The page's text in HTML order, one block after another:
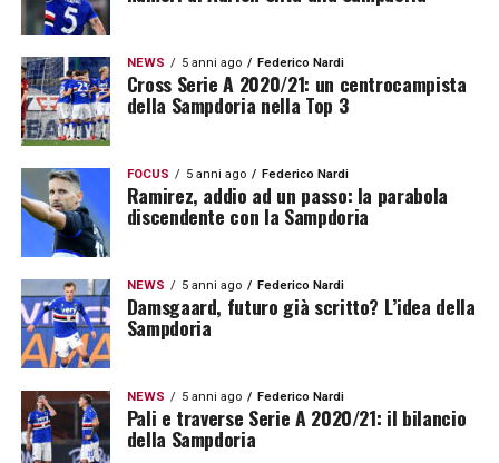
NEWS 5 anni ago Federico Nardi
Cross Serie A 2020/21: un centrocampista
della Sampdoria nella Top 3
FOCUS 5 anni ago Federico Nardi
Ramirez, addio ad un passo: la parabola
discendente con la Sampdoria
NEWS 5 anni ago Federico Nardi
Damsgaard, futuro già scritto? L’idea della
Sampdoria
NEWS 5 anni ago Federico Nardi
Pali e traverse Serie A 2020/21: il bilancio
della Sampdoria